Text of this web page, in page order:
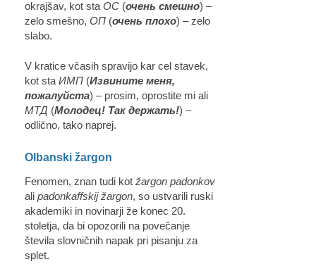
okrajšav, kot staOC (очень смешно) –
zelo smešno, ОП (очень плохо) – zelo
slabo.
V kratice včasih spravijo kar cel stavek,
kot staИМП (Извините меня,
пожалуйста) – prosim, oprostite mi ali
МТД (Молодец! Так держать!) –
odlično, tako naprej.
Olbanski žargon
Fenomen, znan tudi kot žargon padonkov
ali padonkaffskij žargon, so ustvarili ruski
akademiki in novinarji že konec 20.
stoletja, da bi opozorili na povečanje
števila slovničnih napak pri pisanju za
splet.